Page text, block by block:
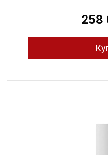
258